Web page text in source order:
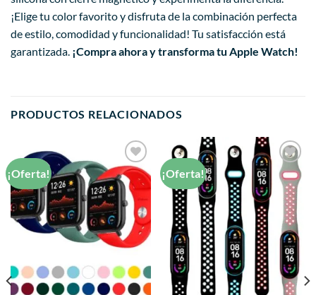
¡Elige tu color favorito y disfruta de la combinación perfecta
de estilo, comodidad y funcionalidad! Tu satisfacción está
garantizada. ¡Compra ahora y transforma tu Apple Watch!
PRODUCTOS RELACIONADOS
¡Oferta!
Añadir
a la
lista de
deseos
¡Oferta!
Añadir
a la
lista de
deseos